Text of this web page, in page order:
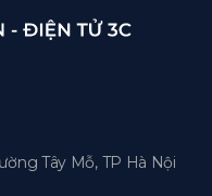
Tây Mỗ, TP Hà Nội